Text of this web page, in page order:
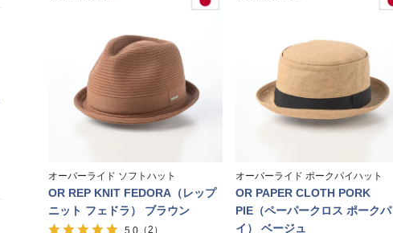
オーバーライド ソフトハット
OR REP KNIT FEDORA（レップ
ニット フェドラ） ブラウン
5.0 （2）
オーバーライド ポークパイハット
OR PAPER CLOTH PORK
PIE（ペーパークロス ポークパ
イ） ベージュ